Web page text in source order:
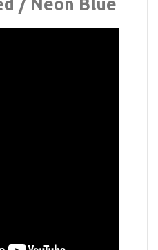
/ Neon Blue